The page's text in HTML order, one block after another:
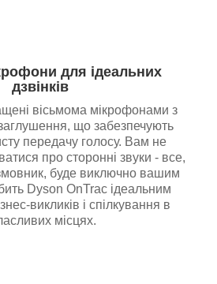
для ідеальних
дзвінків
вісьмома мікрофонами з
що забезпечують
передачу голосу. Вам не
про сторонні звуки - все,
буде виключно вашим
Dyson OnTrac ідеальним
викликів і спілкування в
місцях.